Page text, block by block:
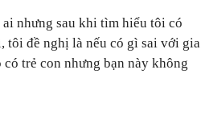
nhưng sau khi tìm hiểu tôi có
tôi đề nghị là nếu có gì sai với gia
trẻ con nhưng bạn này không